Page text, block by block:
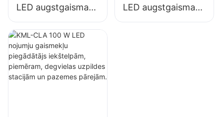
LED augstgaismas
gaismekļu
piegādātājs
rūpniecības
uzņēmumiem,
noliktavām un
LED augstgaismas
gaismekļu